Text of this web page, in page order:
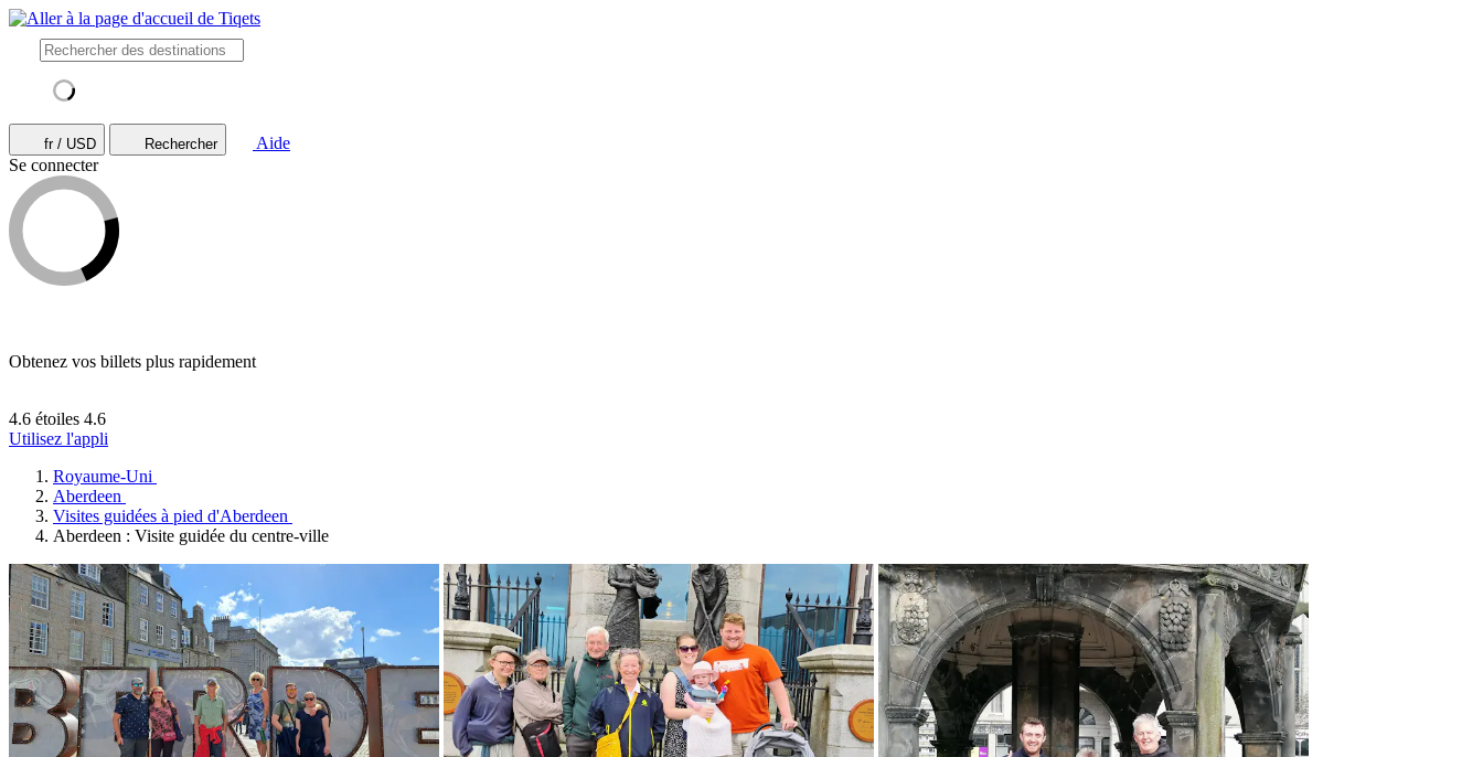
fr / USD Rechercher
Aide
Se connecter
Obtenez vos billets plus rapidement
4.6 étoiles 4.6
Utilisez l'appli
Royaume-Uni
Aberdeen
Visites guidées à pied d'Aberdeen
Aberdeen : Visite guidée du centre-ville